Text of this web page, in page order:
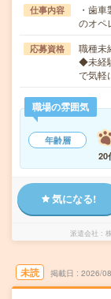
仕事内容
・歯
のオペ
応募資格
職種未
◆未経
で気軽
職場の雰囲気
年齢層
20
気になる!
派遣会社
未読 掲載日 2026/